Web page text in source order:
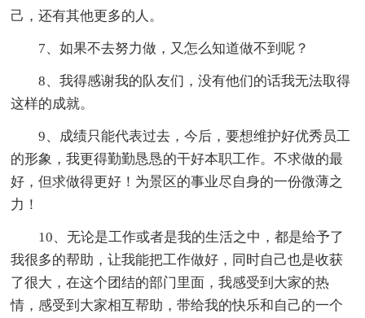
己，还有其他更多的人。
7、如果不去努力做，又怎么知道做不到呢？
8、我得感谢我的队友们，没有他们的话我无法取得
这样的成就。
9、成绩只能代表过去，今后，要想维护好优秀员工
的形象，我更得勤勤恳恳的干好本职工作。不求做的最
好，但求做得更好！为景区的事业尽自身的一份微薄之
力！
10、无论是工作或者是我的生活之中，都是给予了
我很多的帮助，让我能把工作做好，同时自己也是收获
了很大，在这个团结的部门里面，我感受到大家的热
情，感受到大家相互帮助，带给我的快乐和自己的一个